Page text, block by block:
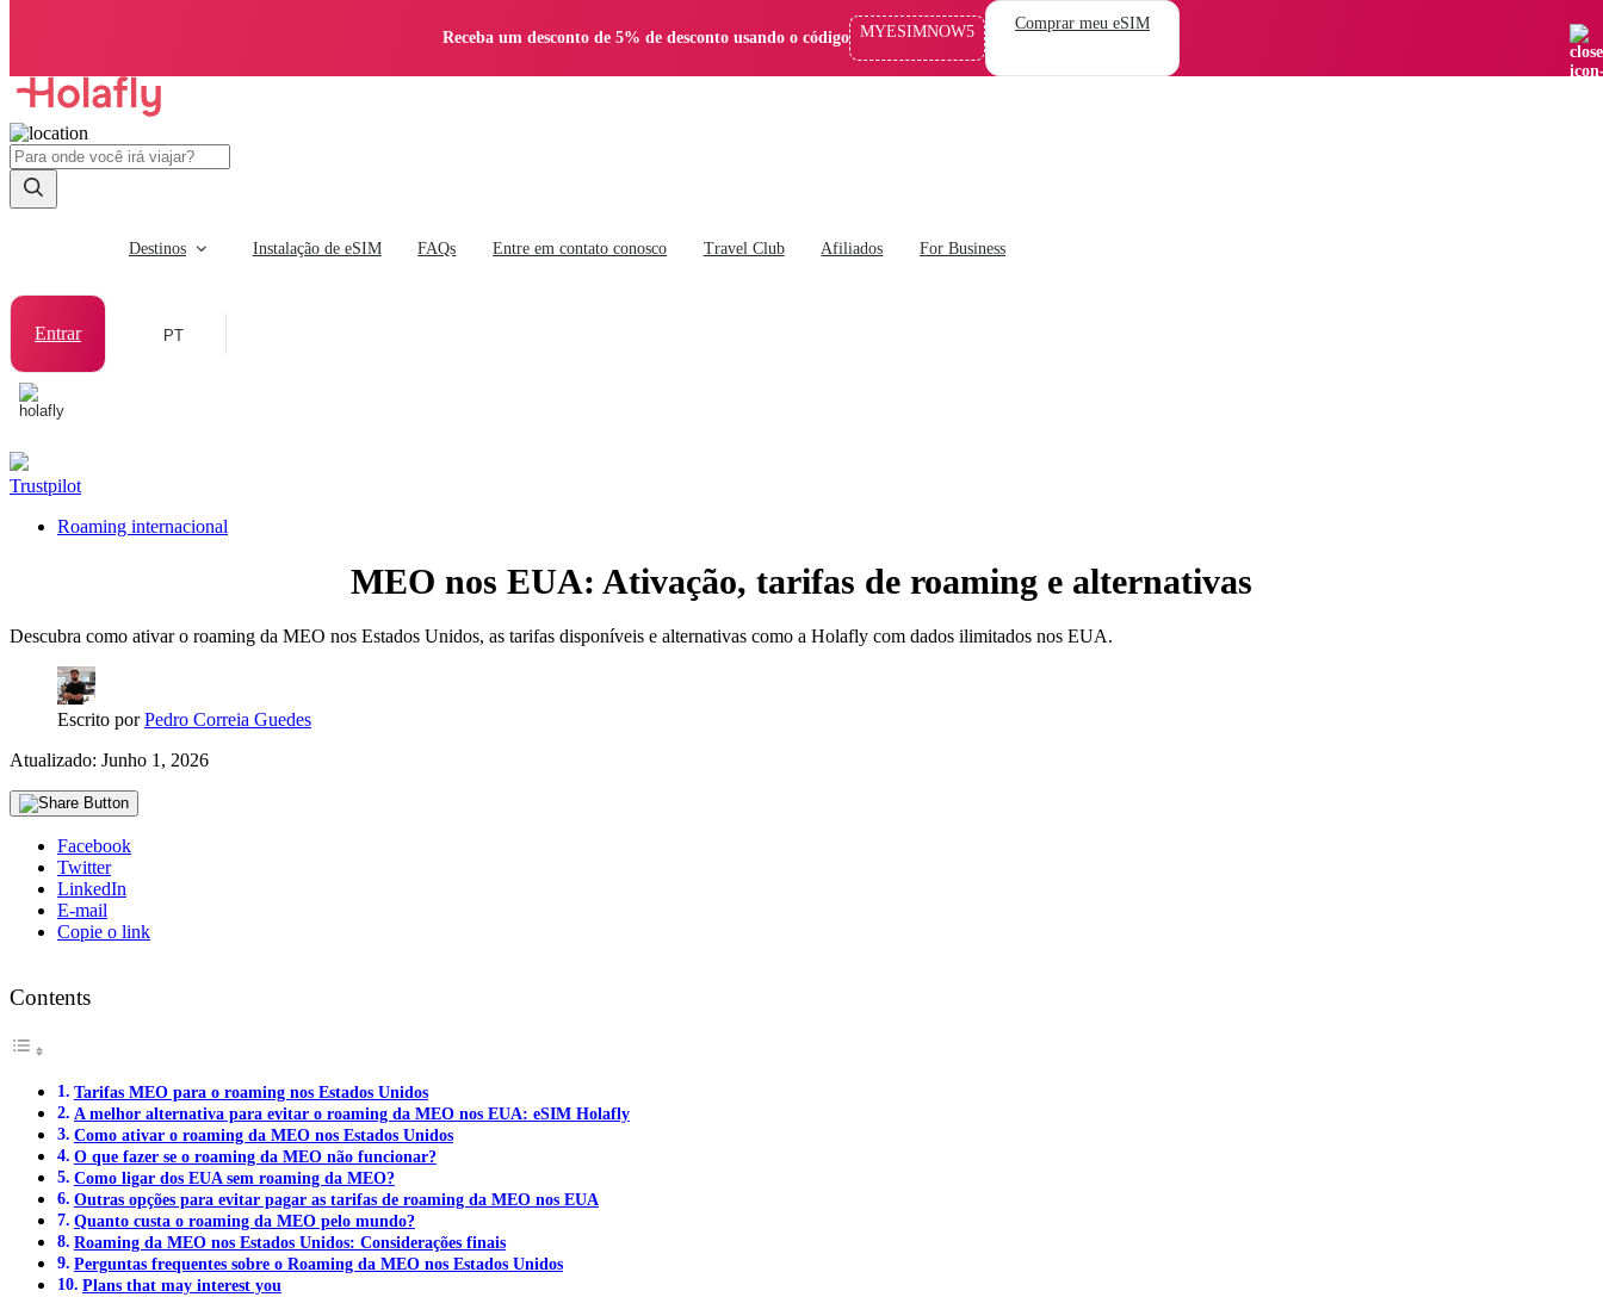
Receba um desconto de 5% de desconto usando o código MYESIMNOW5 Comprar meu eSIM
Destinos Instalação de eSIM FAQs Entre em contato conosco Travel Club Afiliados For Business
Entrar PT
Trustpilot
Roaming internacional
MEO nos EUA: Ativação, tarifas de roaming e alternativas
Descubra como ativar o roaming da MEO nos Estados Unidos, as tarifas disponíveis e alternativas como a Holafly com dados ilimitados nos EUA.
Escrito porPedro Correia Guedes
Atualizado: Junho 1, 2026
Facebook
Twitter
LinkedIn
E-mail
Copie o link
Contents
Tarifas MEO para o roaming nos Estados Unidos
A melhor alternativa para evitar o roaming da MEO nos EUA: eSIM Holafly
Como ativar o roaming da MEO nos Estados Unidos
O que fazer se o roaming da MEO não funcionar?
Como ligar dos EUA sem roaming da MEO?
Outras opções para evitar pagar as tarifas de roaming da MEO nos EUA
Quanto custa o roaming da MEO pelo mundo?
Roaming da MEO nos Estados Unidos: Considerações finais
Perguntas frequentes sobre o Roaming da MEO nos Estados Unidos
Plans that may interest you